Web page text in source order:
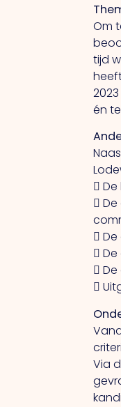
Om
tijd
én






Via